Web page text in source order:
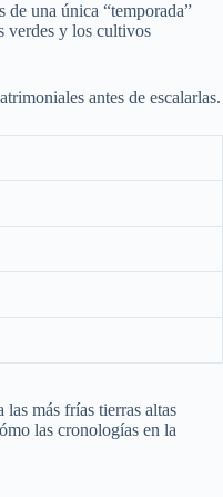
una única “temporada”
verdes y los cultivos
antes de escalarlas.
más frías tierras altas
las cronologías en la